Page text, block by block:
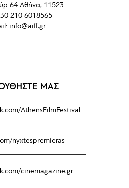
64 Αθήνα, 11523
210 6018565
info@aiff.gr
ΜΑΣ
AthensFilmFestival
nyxtespremieras
cinemagazine.gr